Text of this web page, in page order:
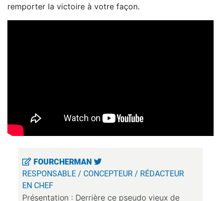
remporter la victoire à votre façon.
FOURCHERMAN
RESPONSABLE / CONCEPTEUR / RÉDACTEUR
EN CHEF
Présentation : Derrière ce pseudo vieux de